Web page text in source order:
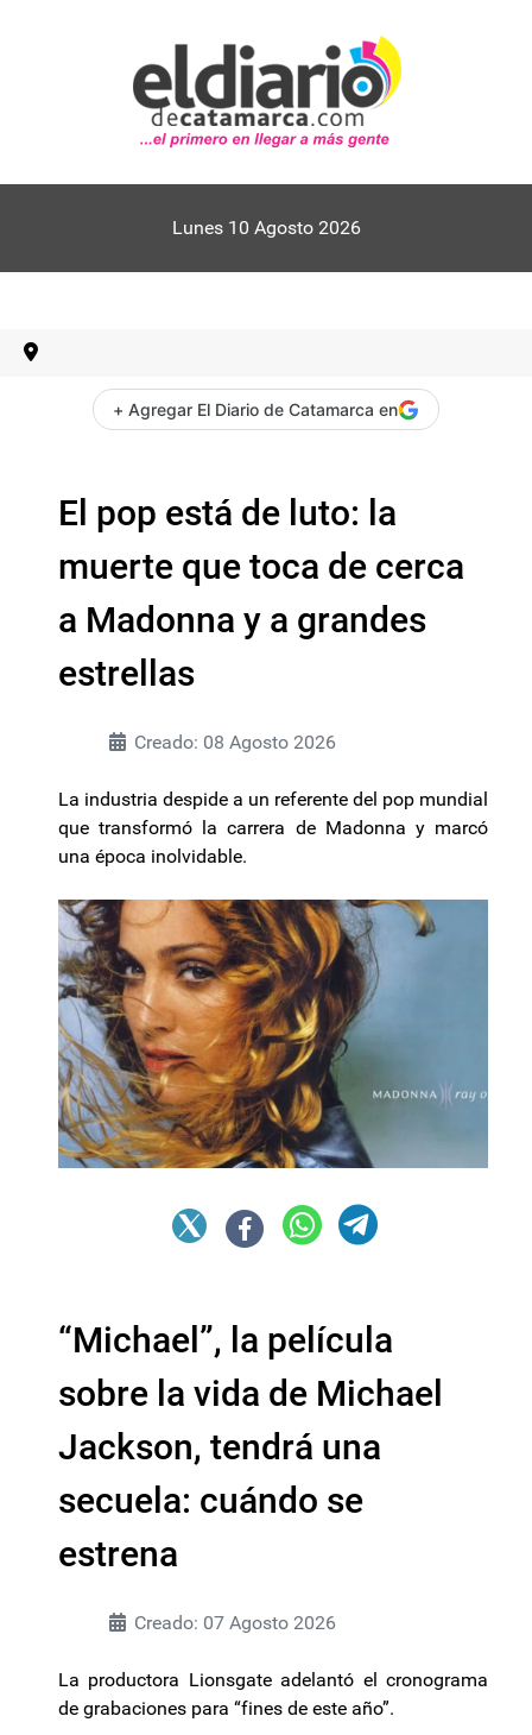
Lunes 10 Agosto 2026
+ Agregar El Diario de Catamarca en
El pop está de luto: la
muerte que toca de cerca
a Madonna y a grandes
estrellas
Creado: 08 Agosto 2026
La industria despide a un referente del pop mundial
que transformó la carrera de Madonna y marcó
una época inolvidable.
“Michael”, la película
sobre la vida de Michael
Jackson, tendrá una
secuela: cuándo se
estrena
Creado: 07 Agosto 2026
La productora Lionsgate adelantó el cronograma
de grabaciones para “fines de este año”.